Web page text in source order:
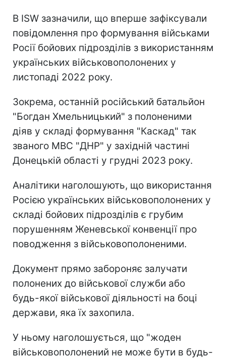
В ISW зазначили, що вперше зафіксували
повідомлення про формування військами
Росії бойових підрозділів з використанням
українських військовополонених у
листопаді 2022 року.
Зокрема, останній російський батальйон
"Богдан Хмельницький" з полоненими
діяв у складі формування "Каскад" так
званого МВС "ДНР" у західній частині
Донецькій області у грудні 2023 року.
Аналітики наголошують, що використання
Росією українських військовополонених у
складі бойових підрозділів є грубим
порушенням Женевської конвенції про
поводження з військовополоненими.
Документ прямо забороняє залучати
полонених до військової служби або
будь-якої військової діяльності на боці
держави, яка їх захопила.
У ньому наголошується, що "жоден
військовополонений не може бути в будь-